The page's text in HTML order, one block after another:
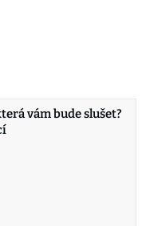
vám bude slušet?